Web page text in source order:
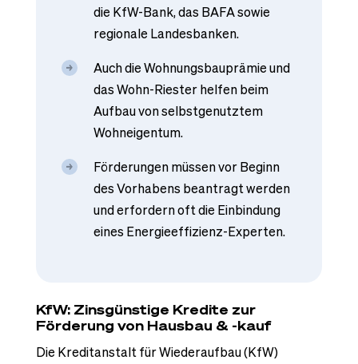
die KfW-Bank, das BAFA sowie
regionale Landesbanken.
Auch die Wohnungsbauprämie und
das Wohn-Riester helfen beim
Aufbau von selbstgenutztem
Wohneigentum.
Förderungen müssen vor Beginn
des Vorhabens beantragt werden
und erfordern oft die Einbindung
eines Energieeffizienz-Experten.
KfW: Zinsgünstige Kredite zur
Förderung von Hausbau & -kauf
Die Kreditanstalt für Wiederaufbau (KfW)